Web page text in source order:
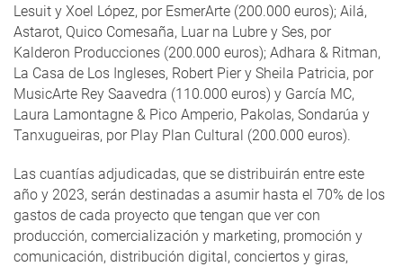
Lesuit y Xoel López, por EsmerArte (200.000 euros); Ailá,
Astarot, Quico Comesaña, Luar na Lubre y Ses, por
Kalderon Producciones (200.000 euros); Adhara & Ritman,
La Casa de Los Ingleses, Robert Pier y Sheila Patricia, por
MusicArte Rey Saavedra (110.000 euros) y García MC,
Laura Lamontagne & Pico Amperio, Pakolas, Sondarúa y
Tanxugueiras, por Play Plan Cultural (200.000 euros).
Las cuantías adjudicadas, que se distribuirán entre este
año y 2023, serán destinadas a asumir hasta el 70% de los
gastos de cada proyecto que tengan que ver con
producción, comercialización y marketing, promoción y
comunicación, distribución digital, conciertos y giras,